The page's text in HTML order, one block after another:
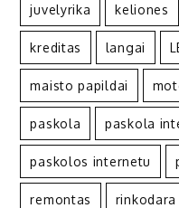
juvelyrika keliones
kreditas langai
maisto papildai
paskola paskola
paskolos internetu
remontas rinkodara